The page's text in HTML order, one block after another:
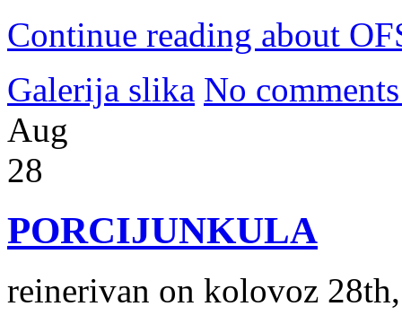
Continue reading about
Galerija slika No
Aug
28
PORCIJUNKULA
reinerivan on kolovoz